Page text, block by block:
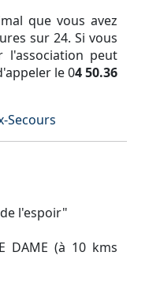
que vous avez
sur 24. Si vous
l'association peut
le 04 50.36
Secours
l'espoir"
DAME (à 10 kms